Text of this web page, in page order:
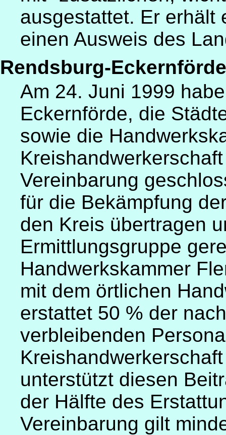
ausgestattet. Er erhält
einen Ausweis des
Rendsburg-Eckernförde
Am 24. Juni 1999
Eckernförde, die
sowie die
Vereinbarung
für die Bekämpfung
den Kreis übertragen
Ermittlungsgruppe
Handwerkskammer
mit dem örtlichen
erstattet 50 % der
verbleibenden
unterstützt diesen
der Hälfte des
Vereinbarung gilt